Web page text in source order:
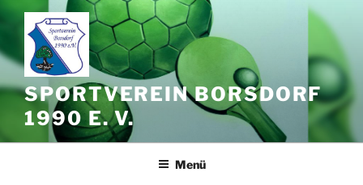
Zum
Inhalt
springen
SPORTVEREIN BORSDORF
1990 E. V.
Menü